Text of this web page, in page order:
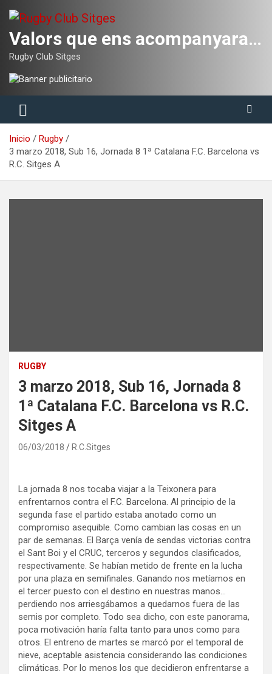
contenido
Valors que ens acompanyaran tota la vida
Rugby Club Sitges
Inicio
Rugby
3 marzo 2018, Sub 16, Jornada 8 1ª Catalana F.C. Barcelona vs
R.C. Sitges A
RUGBY
3 marzo 2018, Sub 16, Jornada 8
1ª Catalana F.C. Barcelona vs R.C.
Sitges A
06/03/2018 R.C.Sitges
La jornada 8 nos tocaba viajar a la Teixonera para
enfrentarnos contra el F.C. Barcelona. Al principio de la
segunda fase el partido estaba anotado como un
compromiso asequible. Como cambian las cosas en un
par de semanas. El Barça venía de sendas victorias contra
el Sant Boi y el CRUC, terceros y segundos clasificados,
respectivamente. Se habían metido de frente en la lucha
por una plaza en semifinales. Ganando nos metíamos en
el tercer puesto con el destino en nuestras manos…
perdiendo nos arriesgábamos a quedarnos fuera de las
semis por completo. Todo sea dicho, con este panorama,
poca motivación haría falta tanto para unos como para
otros. El entreno de martes se marcó por el temporal de
nieve, aceptable asistencia considerando las condiciones
climáticas. Por lo menos los que decidieron enfrentarse a